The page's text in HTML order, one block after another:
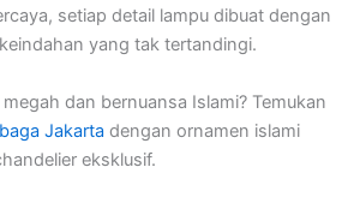
setiap detail lampu dibuat dengan
yang tak tertandingi.
dan bernuansa Islami? Temukan
Jakarta dengan ornamen islami
eksklusif.